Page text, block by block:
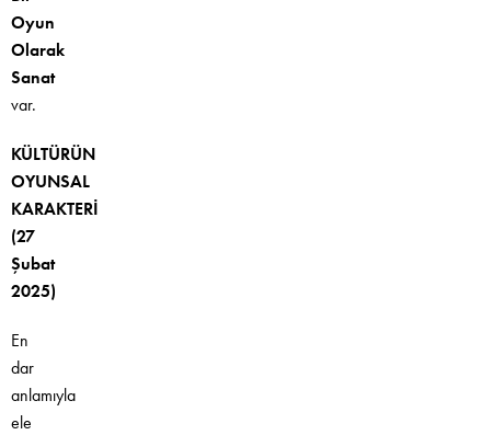
Oyun
Olarak
Sanat
var.
KÜLTÜRÜN
OYUNSAL
KARAKTERİ
(27
Şubat
2025)
En
dar
anlamıyla
ele